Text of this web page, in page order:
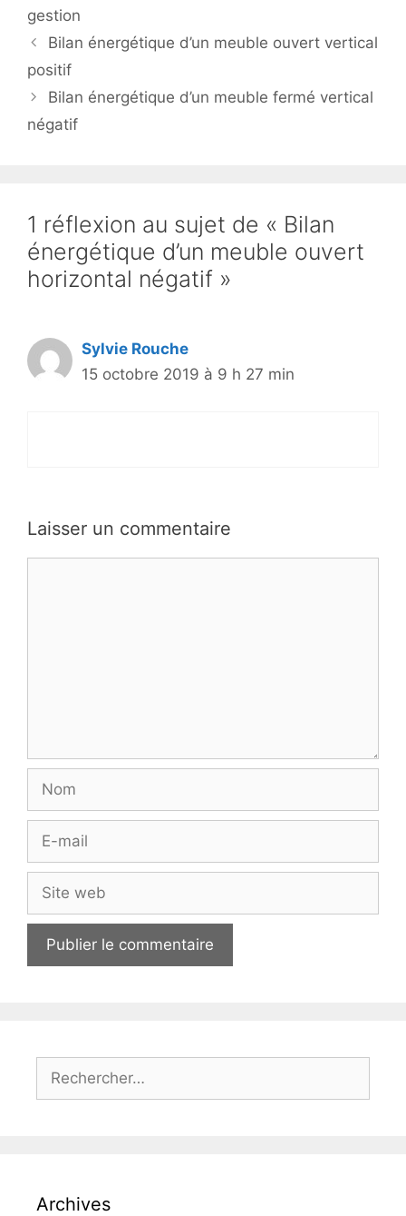
gestion
Bilan énergétique d’un meuble ouvert vertical
positif
Bilan énergétique d’un meuble fermé vertical
négatif
1 réflexion au sujet de « Bilan
énergétique d’un meuble ouvert
horizontal négatif »
Sylvie Rouche
15 octobre 2019 à 9 h 27 min
Laisser un commentaire
Nom
Site
web
Rechercher :
Archives